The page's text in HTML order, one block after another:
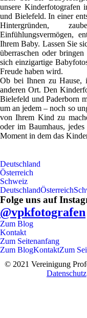
unsere Kinderfotografen
und Bielefeld. In einer
Hintergründen,
Einfühlungsvermögen,
Ihrem Baby. Lassen Sie
überraschen oder
sich einzigartige
Freude haben wird.
Ob bei Ihnen zu Hause,
anderen Ort. Den
Bielefeld und Paderborn
um an jedem – noch so
von Ihrem Kind zu
oder im Baumhaus,
Moment in dem das
Deutschland
Österreich
Schweiz
DeutschlandÖsterreich
Folge uns auf
@vpkfotografen
Zum Blog
Kontakt
Zum Seitenanfang
Zum BlogKontaktZum
© 2021 Vereinigung
Datenschutz